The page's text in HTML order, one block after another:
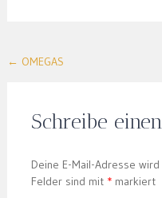
Post
← OMEGAS
Schreibe
Deine E-Mail-Adresse
Felder sind mit *markiert